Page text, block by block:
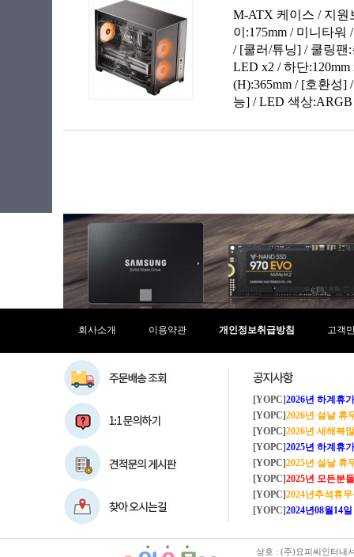
회사소개 이용약관 개인정보취급방침 고객
[YOPC]2026년 하계휴가 8/1~8/4
[YOPC]2026년 설날 휴
[YOPC]2026년 새해복많
[YOPC]2025년 하계휴가 8/2~8/5
[YOPC]2025년 설날 휴
[YOPC]2025년 모든분들 새해복
[YOPC]2024년추석휴
[YOPC]2024년08월14일 수요일 택
상호 : (주)요피씨인터내